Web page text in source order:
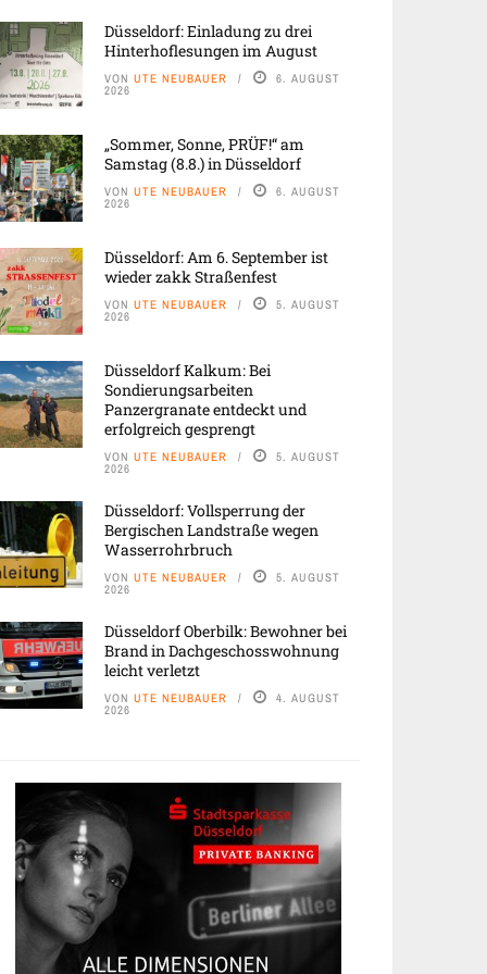
Düsseldorf: Einladung zu drei
Hinterhoflesungen im August
VON UTE NEUBAUER 6. AUGUST
2026
„Sommer, Sonne, PRÜF!“ am
Samstag (8.8.) in Düsseldorf
VON UTE NEUBAUER 6. AUGUST
2026
Düsseldorf: Am 6. September ist
wieder zakk Straßenfest
VON UTE NEUBAUER 5. AUGUST
2026
Düsseldorf Kalkum: Bei
Sondierungsarbeiten
Panzergranate entdeckt und
erfolgreich gesprengt
VON UTE NEUBAUER 5. AUGUST
2026
Düsseldorf: Vollsperrung der
Bergischen Landstraße wegen
Wasserrohrbruch
VON UTE NEUBAUER 5. AUGUST
2026
Düsseldorf Oberbilk: Bewohner bei
Brand in Dachgeschosswohnung
leicht verletzt
VON UTE NEUBAUER 4. AUGUST
2026